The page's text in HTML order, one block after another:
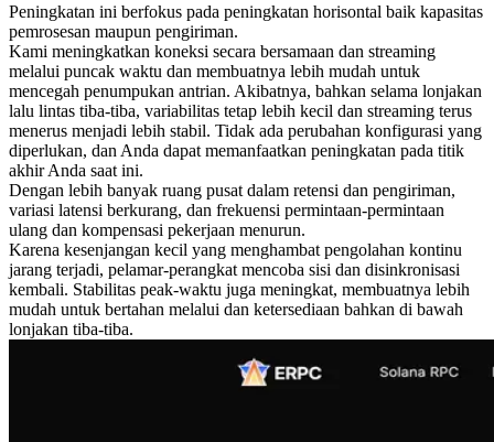
Peningkatan ini berfokus pada peningkatan horisontal baik kapasitas
pemrosesan maupun pengiriman.
Kami meningkatkan koneksi secara bersamaan dan streaming
melalui puncak waktu dan membuatnya lebih mudah untuk
mencegah penumpukan antrian. Akibatnya, bahkan selama lonjakan
lalu lintas tiba-tiba, variabilitas tetap lebih kecil dan streaming terus
menerus menjadi lebih stabil. Tidak ada perubahan konfigurasi yang
diperlukan, dan Anda dapat memanfaatkan peningkatan pada titik
akhir Anda saat ini.
Dengan lebih banyak ruang pusat dalam retensi dan pengiriman,
variasi latensi berkurang, dan frekuensi permintaan-permintaan
ulang dan kompensasi pekerjaan menurun.
Karena kesenjangan kecil yang menghambat pengolahan kontinu
jarang terjadi, pelamar-perangkat mencoba sisi dan disinkronisasi
kembali. Stabilitas peak-waktu juga meningkat, membuatnya lebih
mudah untuk bertahan melalui dan ketersediaan bahkan di bawah
lonjakan tiba-tiba.